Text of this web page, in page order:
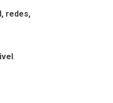
redes,
.